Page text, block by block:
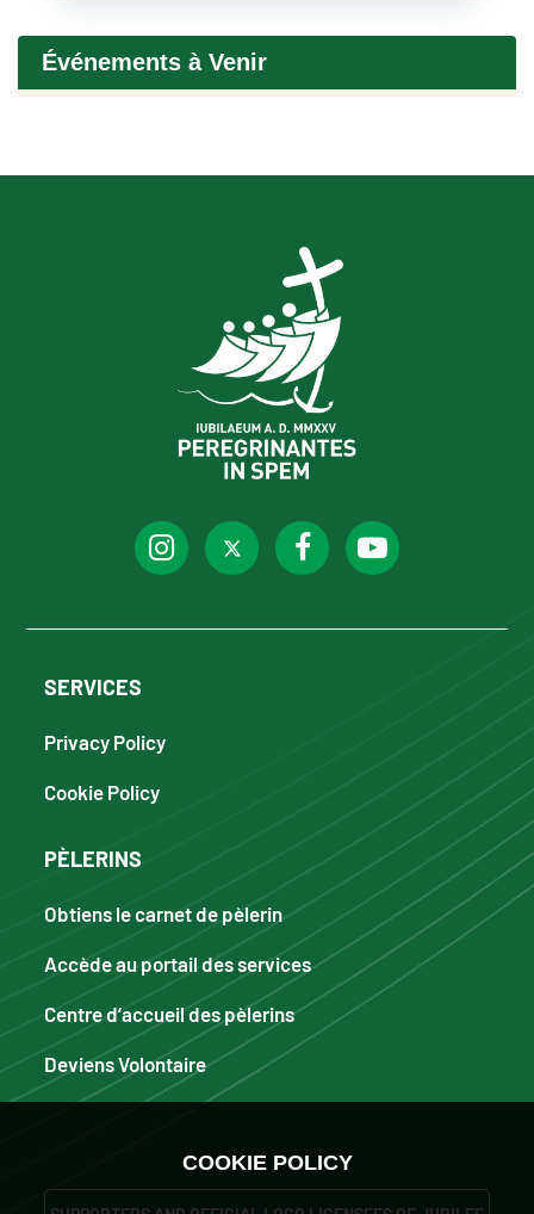
Événements à Venir
SERVICES
Privacy Policy
Cookie Policy
PÈLERINS
Obtiens le carnet de pèlerin
Accède au portail des services
Centre d’accueil des pèlerins
Deviens Volontaire
COOKIE POLICY